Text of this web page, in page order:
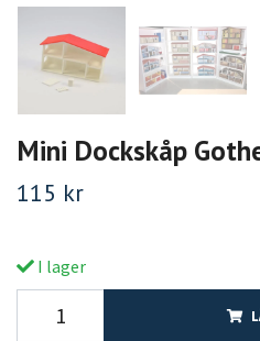
Mini Dockskåp
115 kr
I lager